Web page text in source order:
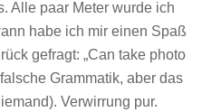
Alle paar Meter wurde ich
habe ich mir einen Spaß
gefragt: „Can take photo
Grammatik, aber das
Verwirrung pur.